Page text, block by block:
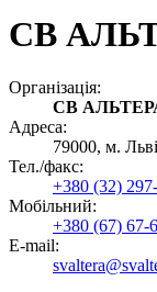
СВ
Організація:
СВ
Адреса:
79000, м.
Тел./факс:
+380 (32)
Мобільний:
+380 (67) 67-
E-mail: